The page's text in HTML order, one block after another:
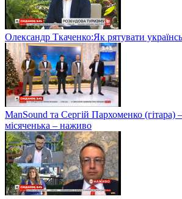
Олександр Ткаченко:Як рятувати
ManSound та Сергій Пархоменко (гітара)
місяченька – наживо